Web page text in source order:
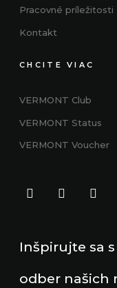
Pracovné príležitosti
Kontakt
CHCITE VIAC
VERMONT Club
VERMONT Status
VERMONT Voucher
Inšpirujte sa
odber našich